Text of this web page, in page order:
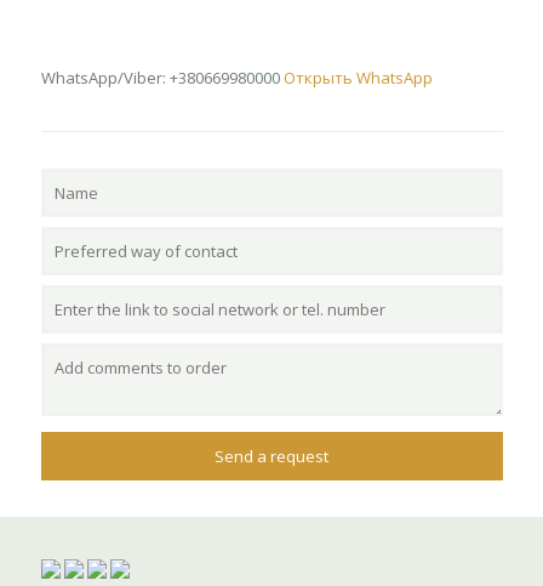
WhatsApp/Viber: +380669980000 Открыть WhatsApp